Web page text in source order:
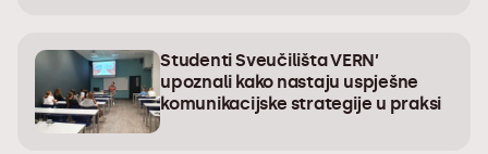
Studenti Sveučilišta VERN’
upoznali kako nastaju uspješne
komunikacijske strategije u praksi